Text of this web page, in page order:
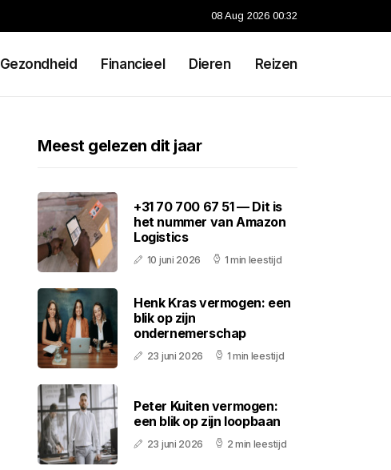
08 Aug 2026 00:32
Gezondheid Financieel Dieren Reizen
Meest gelezen dit jaar
+31 70 700 67 51 — Dit is
het nummer van Amazon
Logistics
10 juni 2026 1 min leestijd
Henk Kras vermogen: een
blik op zijn
ondernemerschap
23 juni 2026 1 min leestijd
Peter Kuiten vermogen:
een blik op zijn loopbaan
23 juni 2026 2 min leestijd